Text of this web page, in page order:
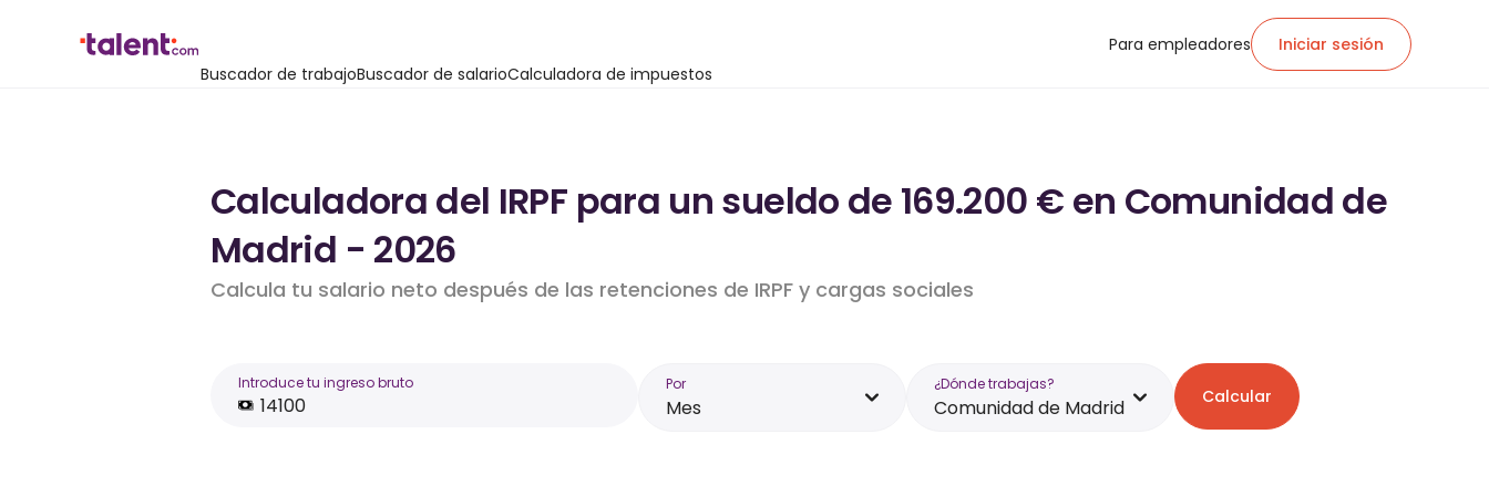
Buscador de trabajoBuscador de salarioCalculadora de impuestos
Para empleadores Iniciar sesión
Calculadora del IRPF para un sueldo de 169.200 € en Comunidad de
Madrid - 2026
Calcula tu salario neto después de las retenciones de IRPF y cargas sociales
Introduce tu ingreso bruto Por
Mes
¿Dónde trabajas?
Comunidad de Madrid Calcular